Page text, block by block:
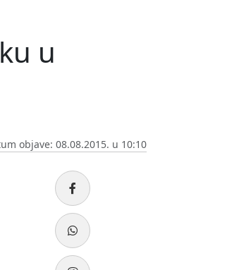
u
objave: 08.08.2015. u 10:10